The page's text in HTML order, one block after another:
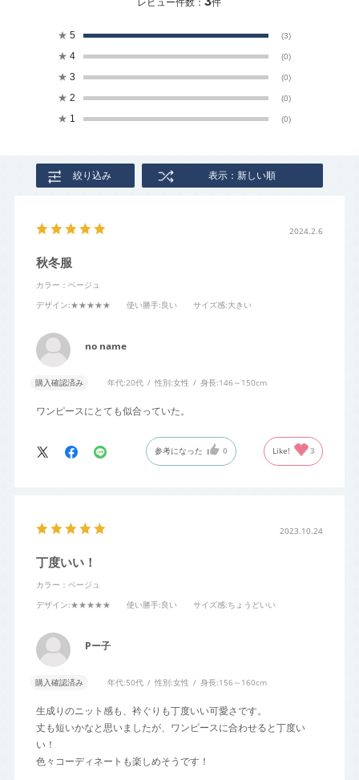
レビュー件数： 件
★ 5 (3)
★ 4 (0)
★ 3 (0)
★ 2 (0)
★ 1 (0)
絞り込み 表示：新しい順
2024.2.6
秋冬服
カラー：ベージュ
デザイン:★★★★★ 使い勝手:良い サイズ感:大きい
no name
購入確認済み 年代:20代 性別:女性 身長:146～150cm
ワンピースにとても似合っていた。
参考になった 0 Like! 3
2023.10.24
丁度いい！
カラー：ベージュ
デザイン:★★★★★ 使い勝手:良い サイズ感:ちょうどいい
Pー子
購入確認済み 年代:50代 性別:女性 身長:156～160cm
生成りのニット感も、衿ぐりも丁度いい可愛さです。
丈も短いかなと思いましたが、ワンピースに合わせると丁度い
い！
色々コーディネートも楽しめそうです！